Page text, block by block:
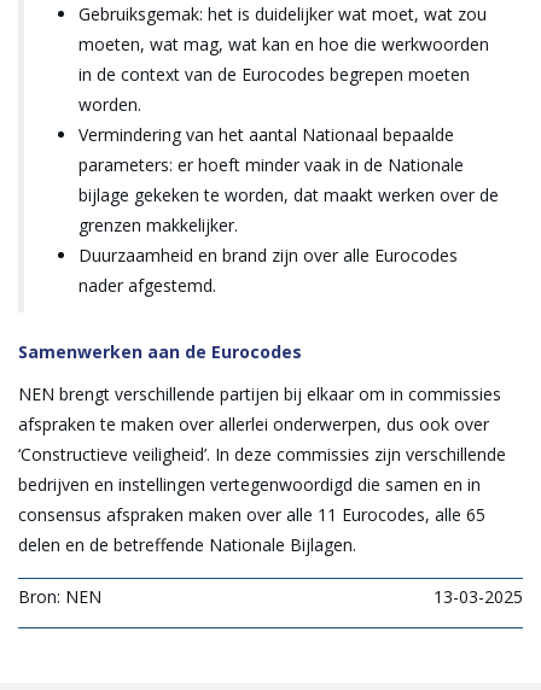
Gebruiksgemak: het is duidelijker wat moet, wat zou
moeten, wat mag, wat kan en hoe die werkwoorden
in de context van de Eurocodes begrepen moeten
worden.
Vermindering van het aantal Nationaal bepaalde
parameters: er hoeft minder vaak in de Nationale
bijlage gekeken te worden, dat maakt werken over de
grenzen makkelijker.
Duurzaamheid en brand zijn over alle Eurocodes
nader afgestemd.
Samenwerken aan de Eurocodes
NEN brengt verschillende partijen bij elkaar om in commissies
afspraken te maken over allerlei onderwerpen, dus ook over
‘Constructieve veiligheid’. In deze commissies zijn verschillende
bedrijven en instellingen vertegenwoordigd die samen en in
consensus afspraken maken over alle 11 Eurocodes, alle 65
delen en de betreffende Nationale Bijlagen.
Bron: NEN 13-03-2025